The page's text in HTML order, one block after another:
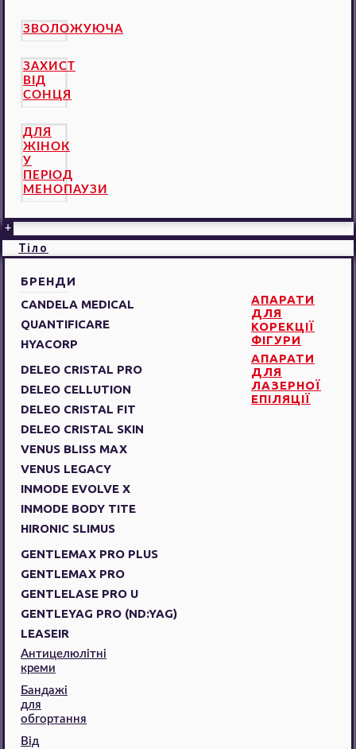
ЗВОЛОЖУЮЧА
ЗАХИСТ
ВІД
СОНЦЯ
ДЛЯ
ЖІНОК
У
ПЕРІОД
МЕНОПАУЗИ
+
Тіло
БРЕНДИ
CANDELA MEDICAL
QUANTIFICARE
HYACORP
АПАРАТИ
ДЛЯ
КОРЕКЦІЇ
ФІГУРИ
DELEO CRISTAL PRO
DELEO CELLUTION
DELEO CRISTAL FIT
DELEO CRISTAL SKIN
VENUS BLISS MAX
VENUS LEGACY
INMODE EVOLVE X
INMODE BODY TITE
HIRONIC SLIMUS
АПАРАТИ
ДЛЯ
ЛАЗЕРНОЇ
ЕПІЛЯЦІЇ
GENTLEMAX PRO PLUS
GENTLEMAX PRO
GENTLELASE PRO U
GENTLEYAG PRO (ND:YAG)
LEASEIR
Антицелюлітні
креми
Бандажі
для
обгортання
Від